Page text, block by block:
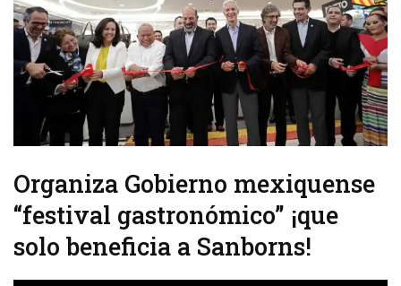
Organiza Gobierno mexiquense
“festival gastronómico” ¡que
solo beneficia a Sanborns!